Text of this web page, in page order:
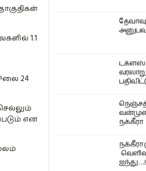
1.1
24
என
டக்ளஸ்
நக்கீரா
ஐந்து ….!